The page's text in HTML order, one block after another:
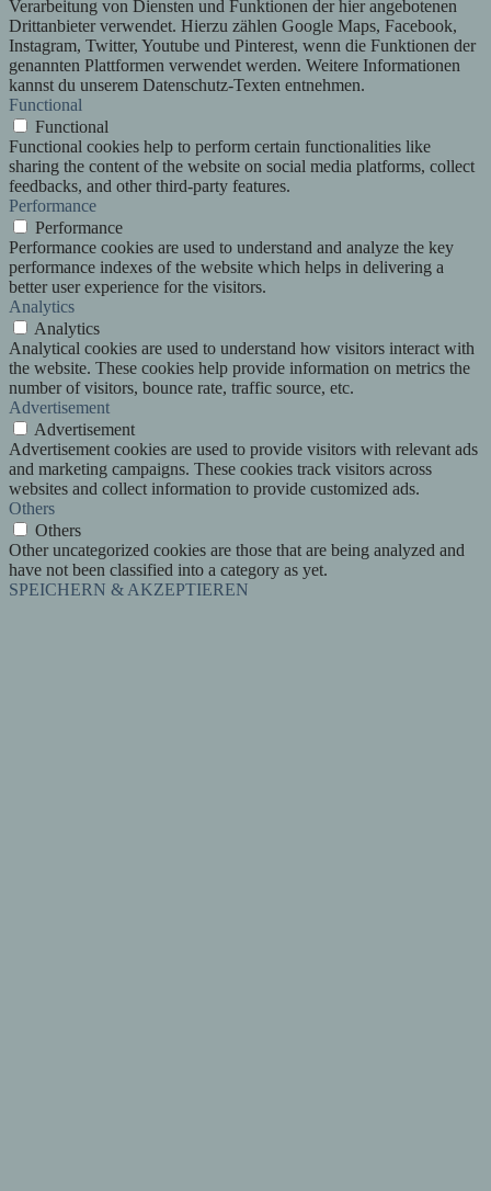
Verarbeitung von Diensten und Funktionen der hier angebotenen
Drittanbieter verwendet. Hierzu zählen Google Maps, Facebook,
Instagram, Twitter, Youtube und Pinterest, wenn die Funktionen der
genannten Plattformen verwendet werden. Weitere Informationen
kannst du unserem Datenschutz-Texten entnehmen.
Functional
Functional
Functional cookies help to perform certain functionalities like
sharing the content of the website on social media platforms, collect
feedbacks, and other third-party features.
Performance
Performance
Performance cookies are used to understand and analyze the key
performance indexes of the website which helps in delivering a
better user experience for the visitors.
Analytics
Analytics
Analytical cookies are used to understand how visitors interact with
the website. These cookies help provide information on metrics the
number of visitors, bounce rate, traffic source, etc.
Advertisement
Advertisement
Advertisement cookies are used to provide visitors with relevant ads
and marketing campaigns. These cookies track visitors across
websites and collect information to provide customized ads.
Others
Others
Other uncategorized cookies are those that are being analyzed and
have not been classified into a category as yet.
SPEICHERN & AKZEPTIEREN